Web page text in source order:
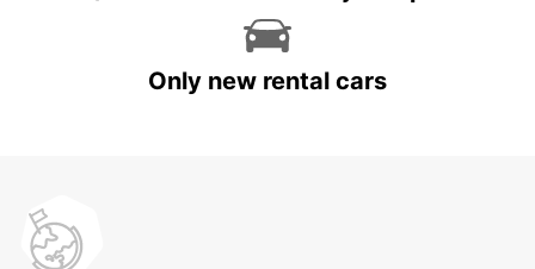
Only new rental cars